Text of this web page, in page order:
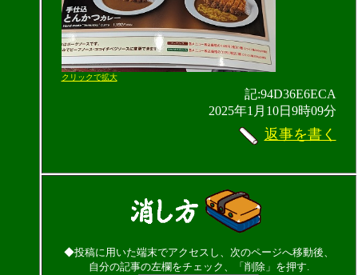
クリックで拡大
記:94D36E6ECA
2025年1月10日9時09分
返事を書く
◆投稿に用いた端末でアクセスし、次のページへ移動後、
自分の記事の左欄をチェック、「削除」を押す.